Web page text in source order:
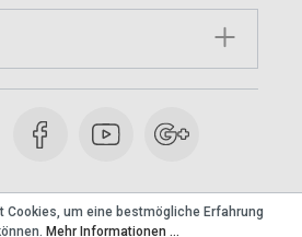
Cookies, um eine bestmögliche Erfahrung
Mehr Informationen ...